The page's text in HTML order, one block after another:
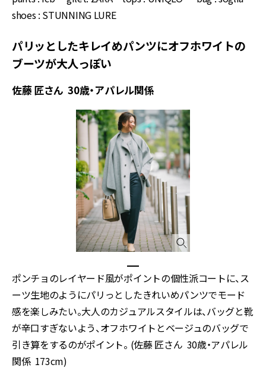
shoes : STUNNING LURE
パリッとしたキレイめパンツにオフホワイトの
ブーツが大人っぽい
佐藤 匠さん 30歳・アパレル関係
ポンチョのレイヤード風がポイントの個性派コートに、ス
ーツ生地のようにパリっとしたきれいめパンツでモード
感を楽しみたい。大人のカジュアルスタイルは、バッグと靴
が辛口すぎないよう、オフホワイトとベージュのバッグで
引き算をするのがポイント。 (佐藤 匠さん 30歳・アパレル
関係 173cm)